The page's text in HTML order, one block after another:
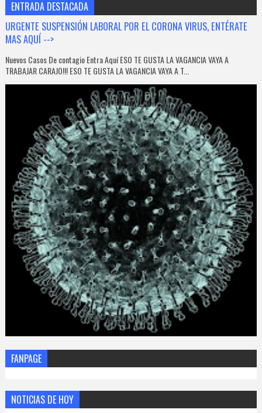
ENTRADA DESTACADA
URGENTE SUSPENSIÓN LABORAL POR EL CORONA VIRUS, ENTÉRATE
MAS AQUÍ -->
Nuevos Casos De contagio Entra Aquí ESO TE GUSTA LA VAGANCIA VAYA A
TRABAJAR CARAJO!!! ESO TE GUSTA LA VAGANCIA VAYA A T...
FANPAGE
NOTICIAS DE HOY